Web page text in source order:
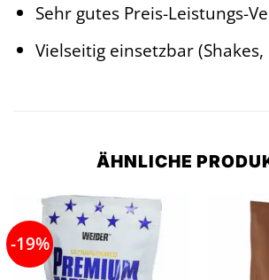
Sehr gutes Preis-Leistungs-
Vielseitig einsetzbar
ÄHNLICHE
-19%